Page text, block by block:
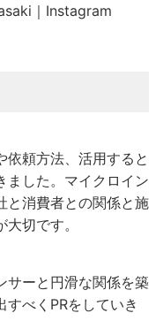
｜Instagram
依頼方法、活用すると
ました。マイクロイン
と消費者との関係と施
切です。
サーと円滑な関係を築
べくPRをしていき